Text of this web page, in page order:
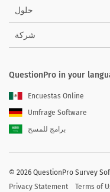
حلول
شركة
QuestionPro in your
Encuestas Online
Umfrage Software
برامج للمسح
© 2026 QuestionPro Survey
Privacy Statement
Terms of